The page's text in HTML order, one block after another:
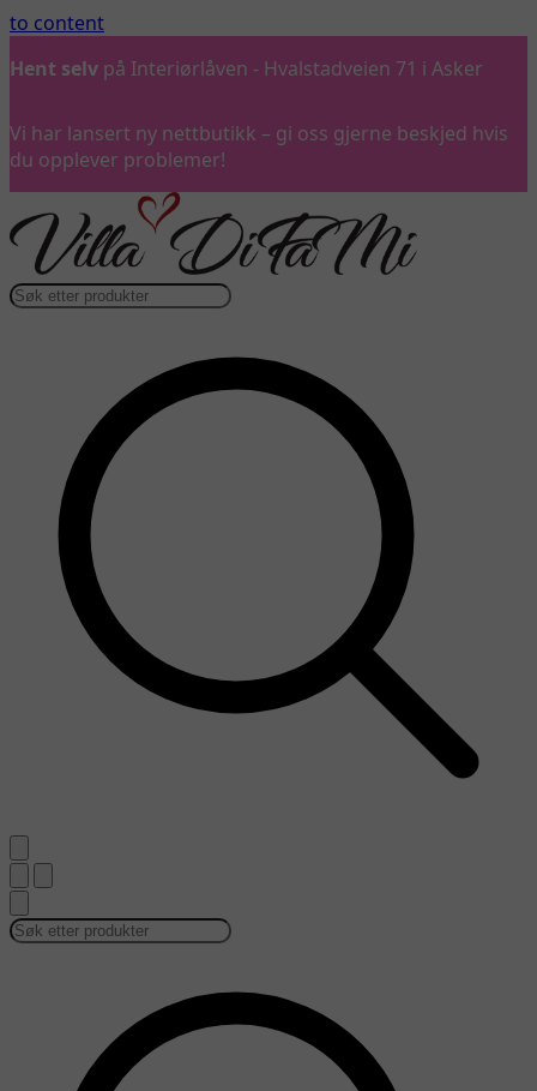
to content
Hent selv på Interiørlåven - Hvalstadveien 71 i Asker
Vi har lansert ny nettbutikk – gi oss gjerne beskjed hvis
du opplever problemer!